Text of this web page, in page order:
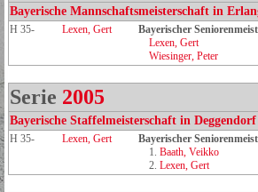
Bayerische Mannschaftsmeisterschaft in
H 35- Lexen, Gert Bayerischer
Lexen, Gert
Wiesinger, Peter
Serie 2005
Bayerische Staffelmeisterschaft in
H 35- Lexen, Gert Bayerischer
1. Baath, Veikko
2. Lexen, Gert